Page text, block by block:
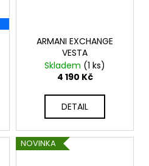
ARMANI EXCHANGE
VESTA
Skladem (1 ks)
4 190 Kč
DETAIL
NOVINKA